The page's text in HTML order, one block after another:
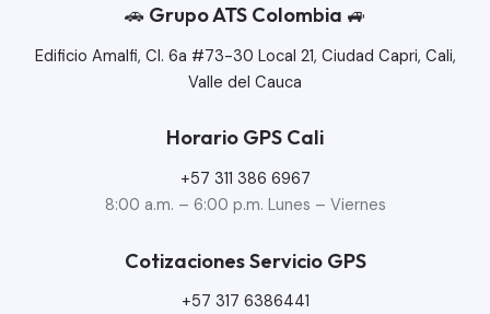
🚗 Grupo ATS Colombia 🚙​
Edificio Amalfi, Cl. 6a #73-30 Local 21, Ciudad Capri, Cali,
Valle del Cauca
Horario GPS Cali
+57 311 386 6967
8:00 a.m. – 6:00 p.m. Lunes – Viernes
Cotizaciones Servicio GPS
+57 317 6386441